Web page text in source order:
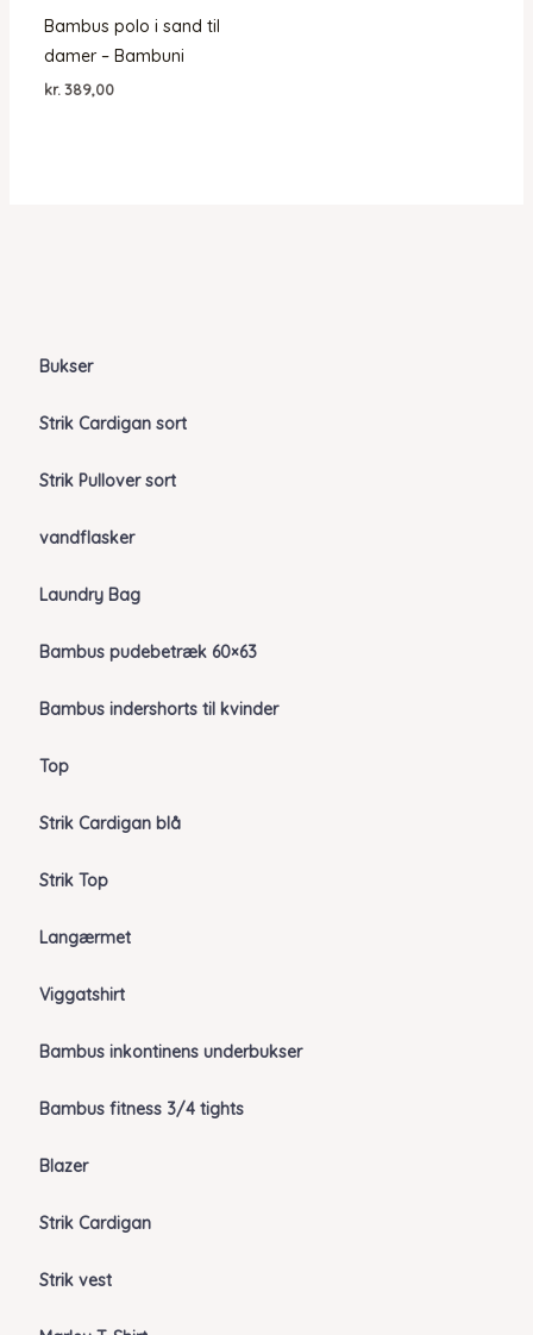
Bukser
Strik Cardigan sort
Strik Pullover sort
vandflasker
Laundry Bag
Bambus pudebetræk 60×63
Bambus indershorts til kvinder
Top
Strik Cardigan blå
Strik Top
Langærmet
Viggatshirt
Bambus inkontinens underbukser
Bambus fitness 3/4 tights
Blazer
Strik Cardigan
Strik vest
Bambus polo i sand til
damer – Bambuni
kr. 389,00